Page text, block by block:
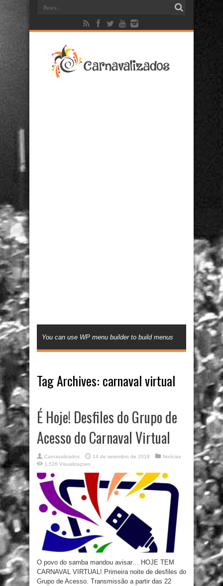
You can use WP menu builder to build menus
Tag Archives: carnaval virtual
É Hoje! Desfiles do Grupo de
Acesso do Carnaval Virtual
Carnavalizados 14 de setembro de 2018
Notícias
1,526 Visualizaçoes
O povo do samba mandou avisar… HOJE TEM
CARNAVAL VIRTUAL! Primeira noite de desfiles do
Grupo de Acesso. Transmissão a partir das 22